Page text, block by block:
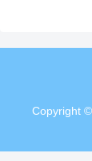
Copyright